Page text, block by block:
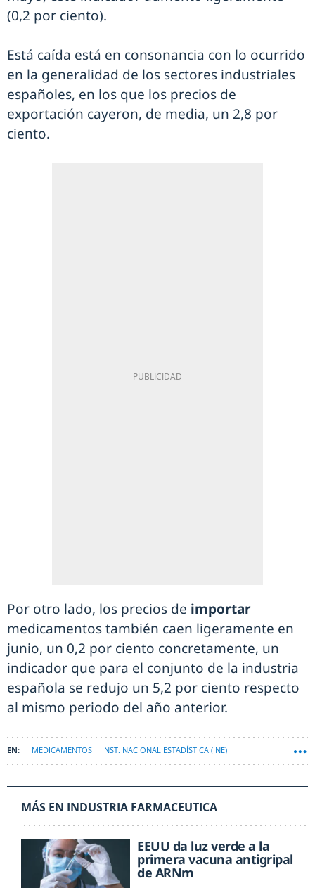
(0,2 por ciento).
Está caída está en consonancia con lo ocurrido
en la generalidad de los sectores industriales
españoles, en los que los precios de
exportación cayeron, de media, un 2,8 por
ciento.
Por otro lado, los precios de importar
medicamentos también caen ligeramente en
junio, un 0,2 por ciento concretamente, un
indicador que para el conjunto de la industria
española se redujo un 5,2 por ciento respecto
al mismo periodo del año anterior.
MEDICAMENTOS INST. NACIONAL ESTADÍSTICA (INE)
MÁS EN INDUSTRIA FARMACEUTICA
EEUU da luz verde a la
primera vacuna antigripal
de ARNm